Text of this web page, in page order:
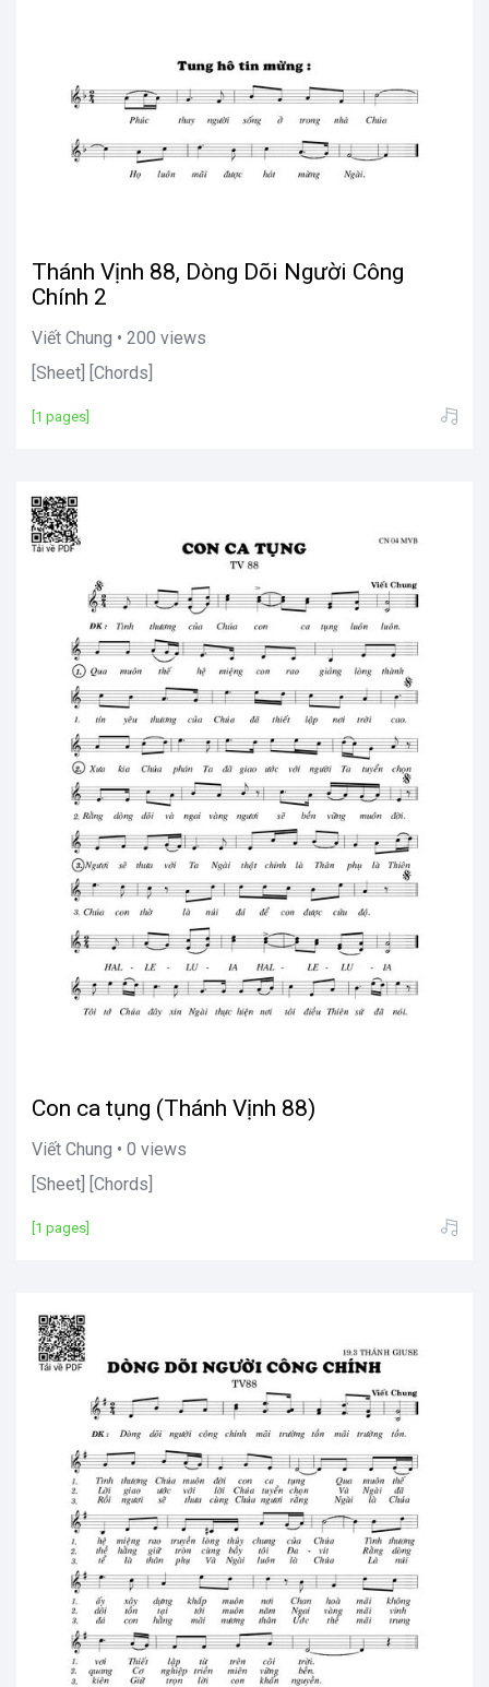
Thánh Vịnh 88, Dòng Dõi Người Công
Chính 2
Viết Chung • 200 views
[Sheet] [Chords]
[1 pages]
Con ca tụng (Thánh Vịnh 88)
Viết Chung • 0 views
[Sheet] [Chords]
[1 pages]